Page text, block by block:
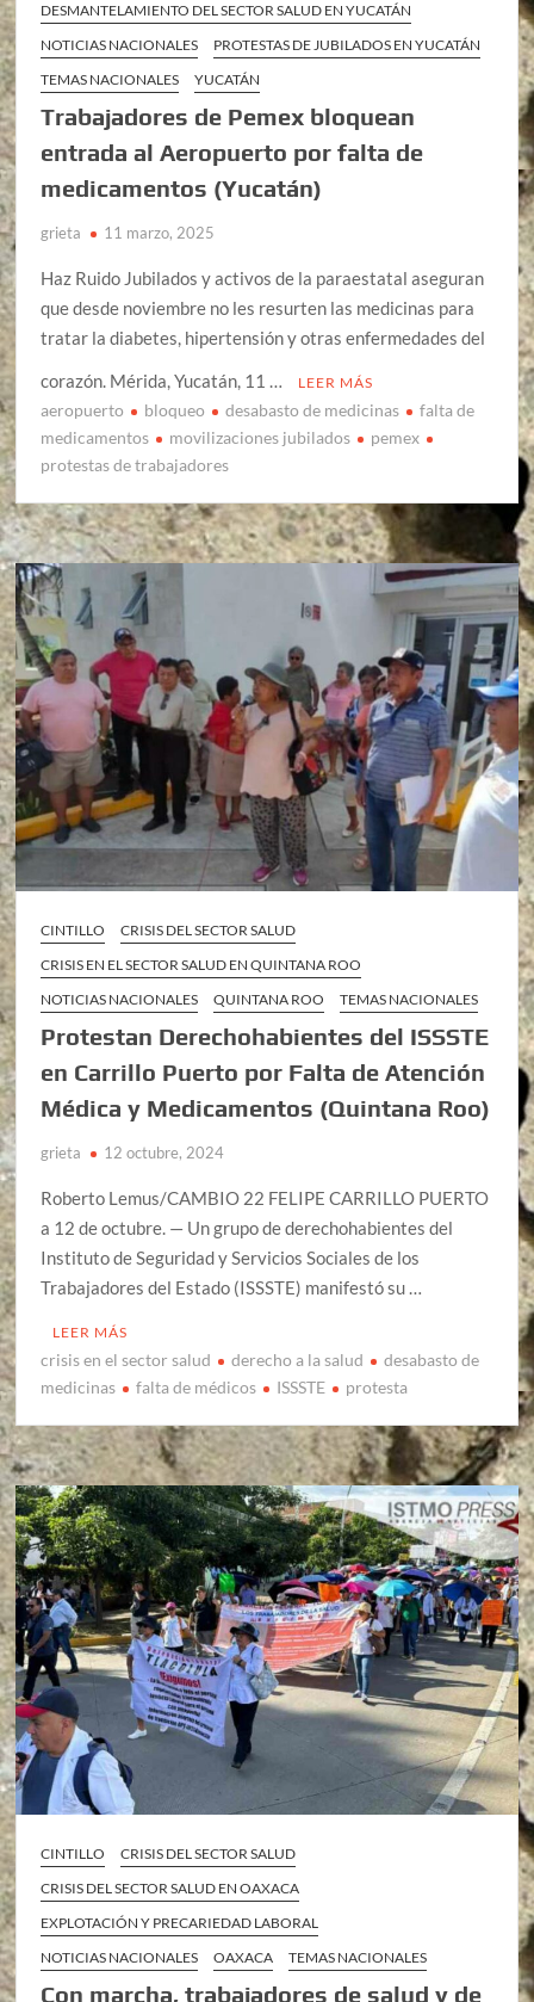
DESMANTELAMIENTO DEL SECTOR SALUD EN YUCATÁN
NOTICIAS NACIONALES
PROTESTAS DE JUBILADOS EN YUCATÁN
TEMAS NACIONALES
YUCATÁN
Trabajadores de Pemex bloquean
entrada al Aeropuerto por falta de
medicamentos (Yucatán)
grieta 11 marzo, 2025
Haz Ruido Jubilados y activos de la paraestatal aseguran
que desde noviembre no les resurten las medicinas para
tratar la diabetes, hipertensión y otras enfermedades del
corazón. Mérida, Yucatán, 11 …
LEER MÁS
aeropuerto bloqueo desabasto de medicinas
falta de
medicamentos
movilizaciones jubilados
pemex
protestas de trabajadores
CINTILLO
CRISIS DEL SECTOR SALUD
CRISIS EN EL SECTOR SALUD EN QUINTANA ROO
NOTICIAS NACIONALES
QUINTANA ROO TEMAS NACIONALES
Protestan Derechohabientes del ISSSTE
en Carrillo Puerto por Falta de Atención
Médica y Medicamentos (Quintana Roo)
grieta 12 octubre, 2024
Roberto Lemus/CAMBIO 22 FELIPE CARRILLO PUERTO
a 12 de octubre. — Un grupo de derechohabientes del
Instituto de Seguridad y Servicios Sociales de los
Trabajadores del Estado (ISSSTE) manifestó su …
LEER MÁS
crisis en el sector salud derecho a la salud
desabasto de
medicinas
falta de médicos ISSSTE protesta
CINTILLO
CRISIS DEL SECTOR SALUD
CRISIS DEL SECTOR SALUD EN OAXACA
EXPLOTACIÓN Y PRECARIEDAD LABORAL
NOTICIAS NACIONALES
OAXACA TEMAS NACIONALES
Con marcha, trabajadores de salud y de